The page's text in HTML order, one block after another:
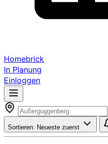
Homebrick
In Planung
Einloggen
Sortieren: Neueste zuerst